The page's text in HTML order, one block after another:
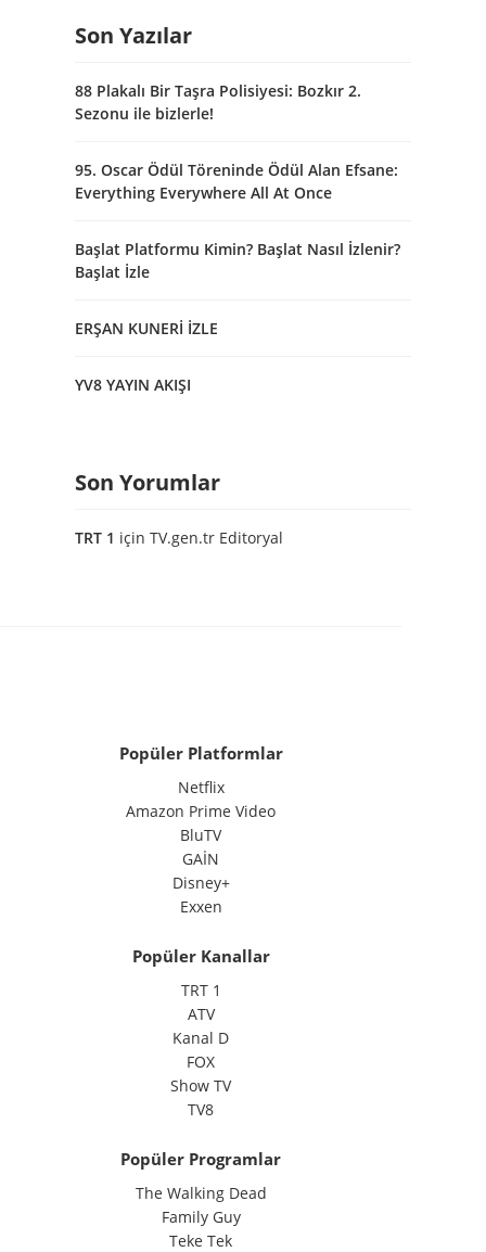
Son Yazılar
88 Plakalı Bir Taşra Polisiyesi: Bozkır 2.
Sezonu ile bizlerle!
95. Oscar Ödül Töreninde Ödül Alan Efsane:
Everything Everywhere All At Once
Başlat Platformu Kimin? Başlat Nasıl İzlenir?
Başlat İzle
ERŞAN KUNERİ İZLE
YV8 YAYIN AKIŞI
Son Yorumlar
TRT 1 için TV.gen.tr Editoryal
Popüler Platformlar
Netflix
Amazon Prime Video
BluTV
GAİN
Disney+
Exxen
Popüler Kanallar
TRT 1
ATV
Kanal D
FOX
Show TV
TV8
Popüler Programlar
The Walking Dead
Family Guy
Teke Tek